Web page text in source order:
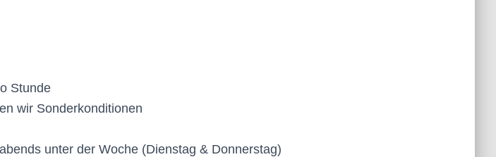
Stunde
wir Sonderkonditionen
unter der Woche (Dienstag & Donnerstag)